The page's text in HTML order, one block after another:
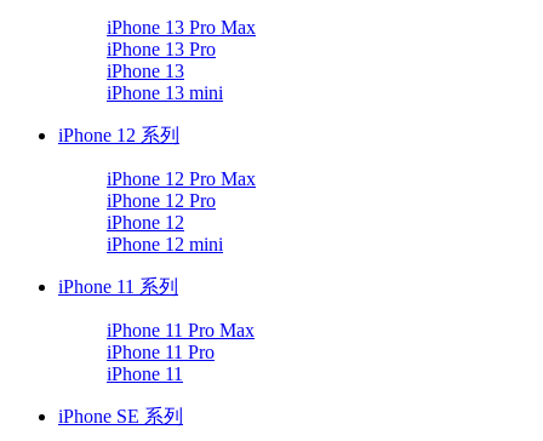
iPhone 13 Pro Max
iPhone 13 Pro
iPhone 13
iPhone 13 mini
iPhone 12 系列
iPhone 12 Pro Max
iPhone 12 Pro
iPhone 12
iPhone 12 mini
iPhone 11 系列
iPhone 11 Pro Max
iPhone 11 Pro
iPhone 11
iPhone SE 系列